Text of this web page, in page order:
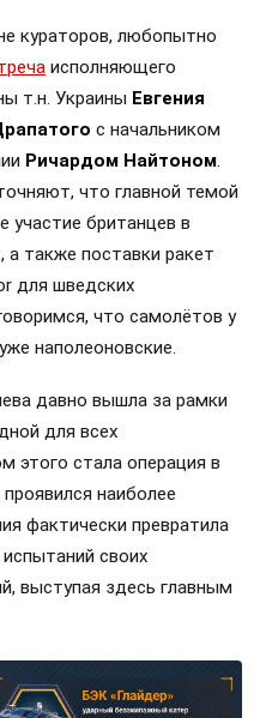
кураторов, любопытно
исполняющего
т.н. Украины Евгения
с начальником
Ричардом Найтоном.
что главной темой
участие британцев в
а также поставки ракет
для шведских
что самолётов у
наполеоновские.
давно вышла за рамки
для всех
этого стала операция в
наиболее
фактически превратила
своих
выступая здесь главным